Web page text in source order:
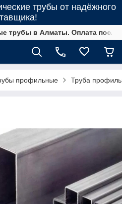
трубы от надёжного
трубы в Алматы. Оплата
профильные Труба